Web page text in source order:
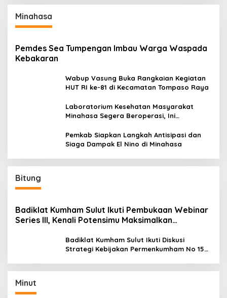
Minahasa
Pemdes Sea Tumpengan Imbau Warga Waspada
Kebakaran
Wabup Vasung Buka Rangkaian Kegiatan
HUT RI ke-81 di Kecamatan Tompaso Raya
Laboratorium Kesehatan Masyarakat
Minahasa Segera Beroperasi, Ini
Pemkab Siapkan Langkah Antisipasi dan
Siaga Dampak El Nino di Minahasa
Bitung
Badiklat Kumham Sulut Ikuti Pembukaan Webinar
Series III, Kenali Potensimu Maksimalkan
Badiklat Kumham Sulut Ikuti Diskusi
Strategi Kebijakan Permenkumham No 15
Minut